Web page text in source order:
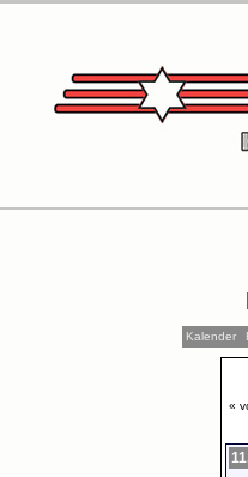
Kalender
«